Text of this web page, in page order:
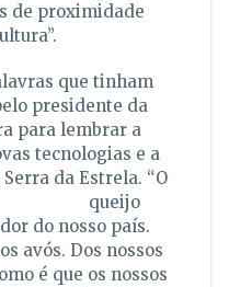
de proximidade
que tinham
presidente da
para lembrar a
tecnologias e a
Serra da Estrela. “O
queijo
do nosso país.
avós. Dos nossos
é que os nossos